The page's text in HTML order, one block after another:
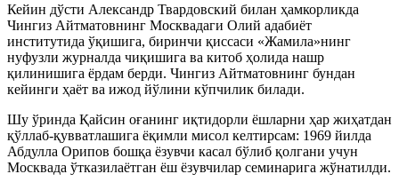
Кейин дўсти Александр Твардовский билан ҳамкорликда
Чингиз Айтматовнинг Москвадаги Олий адабиёт
институтида ўқишига, биринчи қиссаси «Жамила»нинг
нуфузли журналда чиқишига ва китоб ҳолида нашр
қилинишига ёрдам берди. Чингиз Айтматовнинг бундан
кейинги ҳаёт ва ижод йўлини кўпчилик билади.
Шу ўринда Қайсин оғанинг иқтидорли ёшларни ҳар жиҳатдан
қўллаб-қувватлашига ёқимли мисол келтирсам: 1969 йилда
Абдулла Орипов бошқа ёзувчи касал бўлиб қолгани учун
Москвада ўтказилаётган ёш ёзувчилар семинарига жўнатилди.